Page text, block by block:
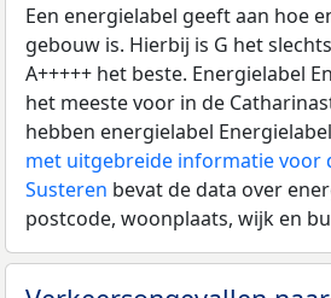
Een energielabel geeft aan hoe
gebouw is. Hierbij is G het
A+++++ het beste. Energielabel
het meeste voor in de
hebben energielabel
met uitgebreide informatie voor
Susteren bevat de data over
postcode, woonplaats, wijk en